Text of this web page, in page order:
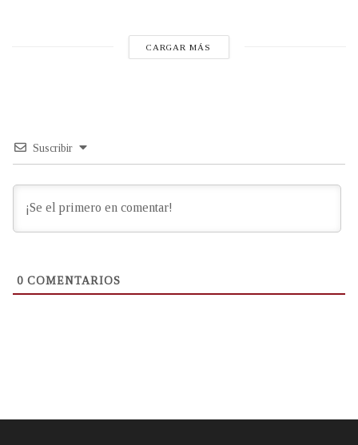
CARGAR MÁS
Suscribir
0 COMENTARIOS